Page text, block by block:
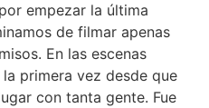
empezar la última
de filmar apenas
En las escenas
primera vez desde que
con tanta gente. Fue